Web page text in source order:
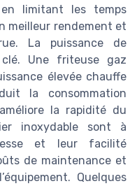
limitant les temps
meilleur rendement et
La puissance de
Une friteuse gaz
élevée chauffe
la consommation
la rapidité du
inoxydable sont à
et leur facilité
de maintenance et
Quelques